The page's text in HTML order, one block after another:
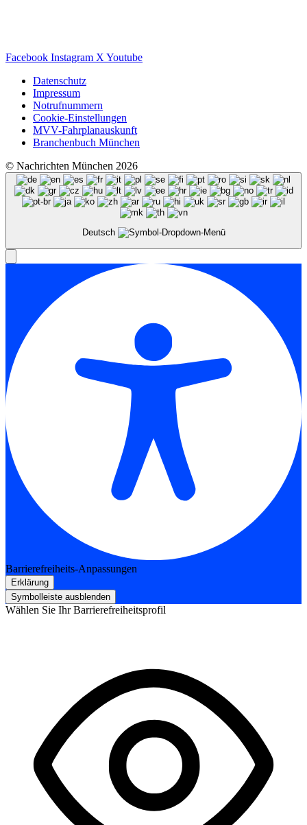
Facebook Instagram X Youtube
Datenschutz
Impressum
Notrufnummern
Cookie-Einstellungen
MVV-Fahrplanauskunft
Branchenbuch München
© Nachrichten München 2026
Deutsch
Barrierefreiheits-Anpassungen
Erklärung
Symbolleiste ausblenden
Wählen Sie Ihr Barrierefreiheitsprofil